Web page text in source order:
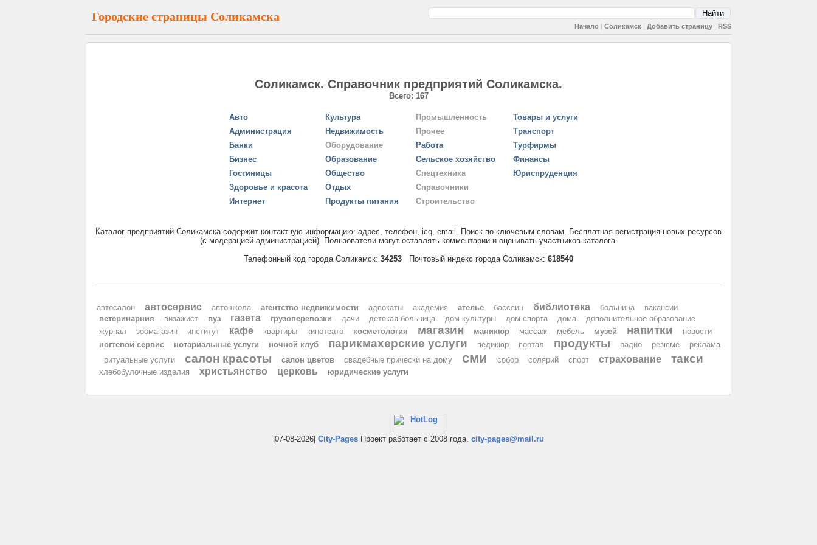
Городские страницы Соликамска
Начало | Соликамск | Добавить страницу | RSS
Соликамск. Справочник предприятий Соликамска.
Всего: 167
Авто
Администрация
Банки
Бизнес
Гостиницы
Здоровье и красота
Интернет
Культура
Недвижимость
Оборудование
Образование
Общество
Отдых
Продукты питания
Промышленность
Прочее
Работа
Сельское хозяйство
Спецтехника
Справочники
Строительство
Товары и услуги
Транспорт
Турфирмы
Финансы
Юриспруденция
Каталог предприятий Соликамска содержит контактную информацию: адрес, телефон, icq, email. Поиск по ключевым словам. Бесплатная регистрация новых ресурсов
(с модерацией администрацией). Пользователи могут оставлять комментарии и оценивать участников каталога.
Телефонный код города Соликамск: 34253 Почтовый индекс города Соликамск: 618540
автосалон автосервис автошкола агентство недвижимости адвокаты академия ателье бассеин библиотека больница
вакансии
ветеринарния
визажист вуз газета грузоперевозки дачи детская больница дом культуры дом спорта дома
дополнительное образование
журнал
зоомагазин институт кафе квартиры кинотеатр косметология магазин маникюр массаж мебель музей напитки
новости
ногтевой сервис
нотариальные услуги ночной клуб парикмахерские услуги педикюр портал продукты радио резюме
реклама
ритуальные услуги
салон красоты салон цветов свадебные прически на дому сми собор солярий спорт страхование такси
хлебобулочные изделия христьянство церковь юридические услуги
|07-08-2026| City-Pages Проект работает с 2008 года. city-pages@mail.ru